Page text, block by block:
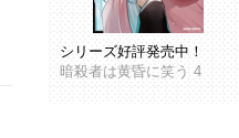
シリーズ好評発売中！
暗殺者は黄昏に笑う 4